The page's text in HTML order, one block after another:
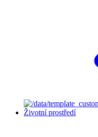
Životní prostředí